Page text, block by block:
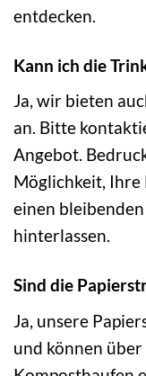
entdecken.
Kann ich die
Ja, wir bieten
an. Bitte
Angebot.
Möglichkeit, Ihre
einen
hinterlassen.
Sind die
Ja, unsere
und können